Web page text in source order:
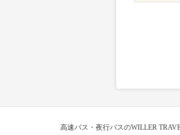
高速バス・夜行バスのWILLER